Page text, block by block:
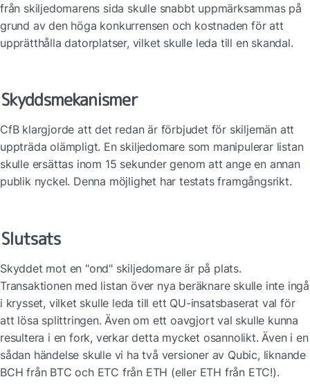
från skiljedomarens sida skulle snabbt uppmärksammas på
grund av den höga konkurrensen och kostnaden för att
upprätthålla datorplatser, vilket skulle leda till en skandal.
Skyddsmekanismer
CfB klargjorde att det redan är förbjudet för skiljemän att
uppträda olämpligt. En skiljedomare som manipulerar listan
skulle ersättas inom 15 sekunder genom att ange en annan
publik nyckel. Denna möjlighet har testats framgångsrikt.
Slutsats
Skyddet mot en "ond" skiljedomare är på plats.
Transaktionen med listan över nya beräknare skulle inte ingå
i krysset, vilket skulle leda till ett QU-insatsbaserat val för
att lösa splittringen. Även om ett oavgjort val skulle kunna
resultera i en fork, verkar detta mycket osannolikt. Även i en
sådan händelse skulle vi ha två versioner av Qubic, liknande
BCH från BTC och ETC från ETH (eller ETH från ETC!).